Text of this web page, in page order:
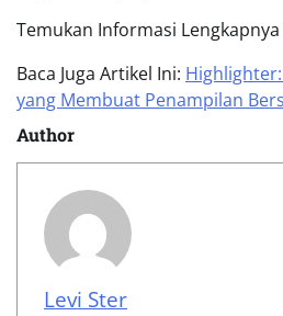
Temukan Informasi
Baca Juga Artikel Ini:
yang Membuat Penampilan
Author
Levi Ster